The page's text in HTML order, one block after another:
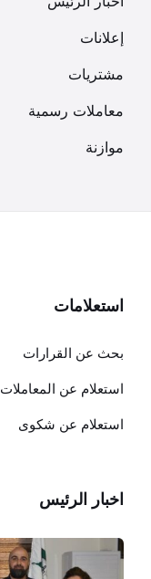
إعلانات
مشتريات
معاملات رسمية
موازنة
استعلامات
بحث عن القرارات
استعلام عن المعاملات
استعلام عن شكوى
اخبار الرئيس